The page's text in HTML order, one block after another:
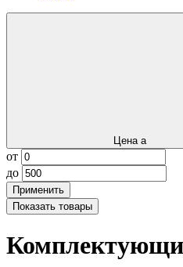
Цена a
от
до
Применить
Показать товары